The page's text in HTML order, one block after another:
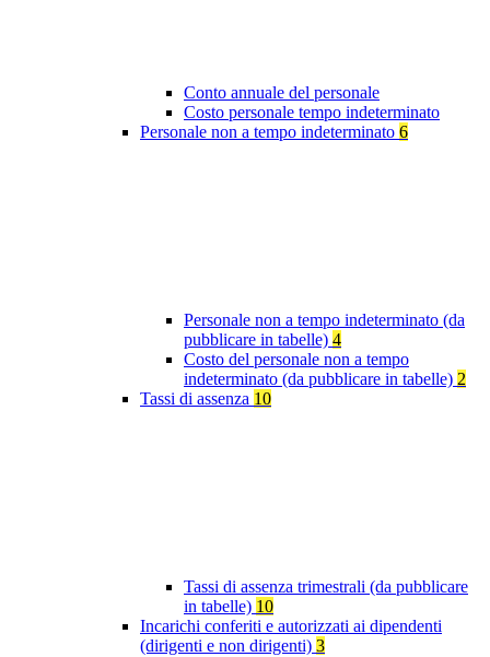
Conto annuale del personale
Costo personale tempo indeterminato
Personale non a tempo indeterminato 6
Personale non a tempo indeterminato (da
pubblicare in tabelle) 4
Costo del personale non a tempo
indeterminato (da pubblicare in tabelle) 2
Tassi di assenza 10
Tassi di assenza trimestrali (da pubblicare
in tabelle) 10
Incarichi conferiti e autorizzati ai dipendenti
(dirigenti e non dirigenti) 3